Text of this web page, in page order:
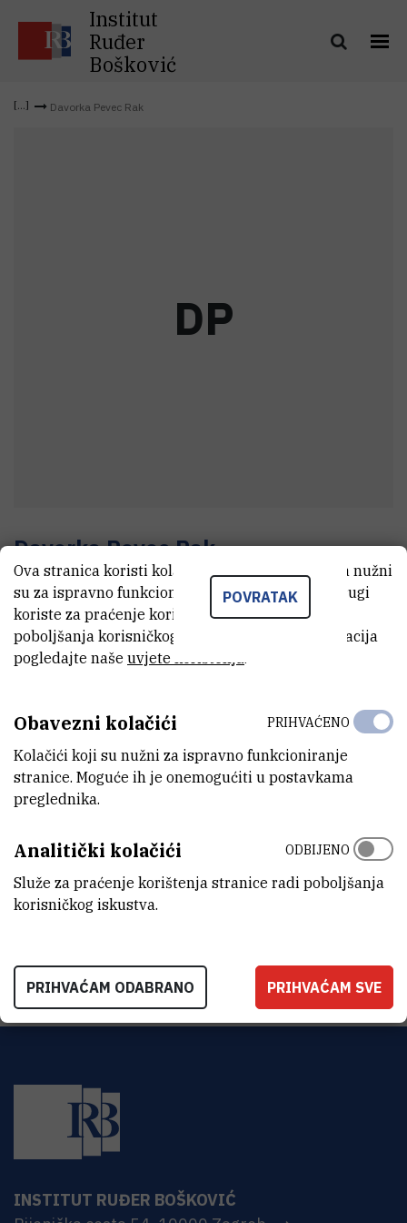
Institut
Ruđer
Bošković
Davorka Pevec Rak
DP
DavorkaPevec Rak
Tehnički suradnik
E-MAIL
TELEFON
+385 1 456 1066
INTERNI BROJ
1466
Zavod za organsku kemiju i biokemiju
ADRESA
Institut Ruđer Bošković
INSTITUT RUĐER BOŠKOVIĆ
POVRATAK
Ova stranica koristi kolačiće. Neki od tih kolačića nužni
su za ispravno funkcioniranje stranice, dok se drugi
koriste za praćenje korištenja stranice radi
poboljšanja korisničkog iskustva. Za više informacija
pogledajte naše uvjete korištenja.
Obavezni kolačići
Kolačići koji su nužni za ispravno funkcioniranje
stranice. Moguće ih je onemogućiti u postavkama
preglednika.
PRIHVAĆENO
Analitički kolačići
Služe za praćenje korištenja stranice radi poboljšanja
korisničkog iskustva.
ODBIJENO
PRIHVAĆAM ODABRANO PRIHVAĆAM SVE